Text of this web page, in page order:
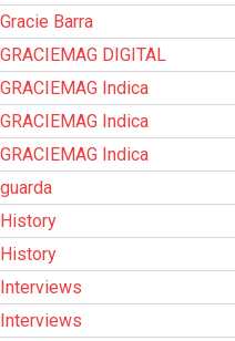
Gracie Barra
GRACIEMAG DIGITAL
GRACIEMAG Indica
GRACIEMAG Indica
GRACIEMAG Indica
guarda
History
History
Interviews
Interviews